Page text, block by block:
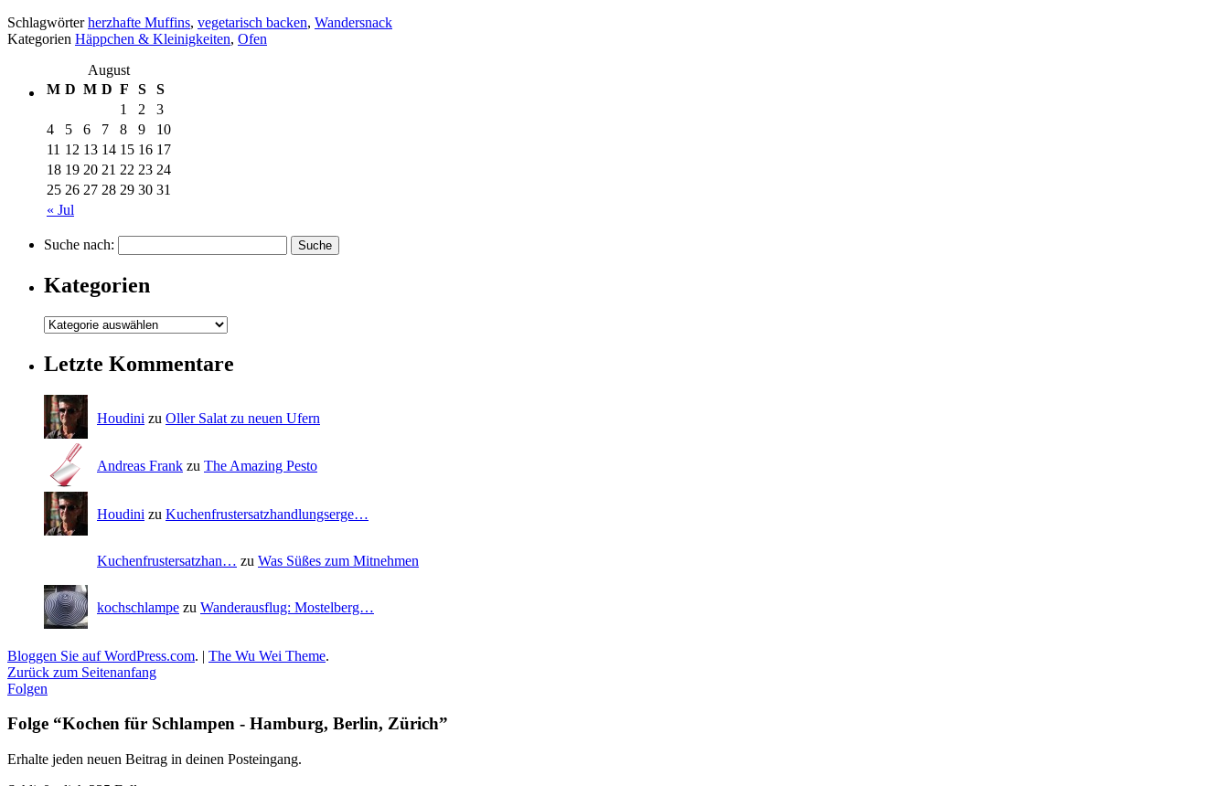
Schlagwörterherzhafte Muffins, vegetarisch backen, Wandersnack
Kategorien Häppchen & Kleinigkeiten, Ofen
August
M D M D F S S
« Jul
1 2
3
4
5 6 7 8 9
10
11 12 13 14 15 16 17
18 19 20 21 22 23 24
25 26 27 28 29 30 31
Suche nach:
Kategorien
Letzte Kommentare
Houdini zu Oller Salat zu neuen Ufern
Andreas Frank zu The Amazing Pesto
Houdini zu Kuchenfrustersatzhandlungserge…
Kuchenfrustersatzhan… zu Was Süßes zum Mitnehmen
kochschlampe zu Wanderausflug: Mostelberg…
Bloggen Sie auf WordPress.com. | The Wu Wei Theme.
Zurück zum Seitenanfang
Folgen
Folge “Kochen für Schlampen - Hamburg, Berlin, Zürich”
Erhalte jeden neuen Beitrag in deinen Posteingang.